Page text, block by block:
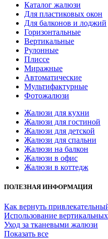
Каталог жалюзи
Для пластиковых окон
Для балконов и лоджий
Горизонтальные
Вертикальные
Рулонные
Плиссе
Миражные
Автоматические
Мультифактурные
Фотожалюзи
Жалюзи для кухни
Жалюзи для гостиной
Жалюзи для детской
Жалюзи для спальни
Жалюзи на балкон
Жалюзи в офис
Жалюзи в коттедж
ПОЛЕЗНАЯ ИНФОРМАЦИЯ
Как вернуть
Использование
Уход за тканевыми жалюзи
Показать все